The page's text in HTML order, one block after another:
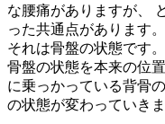
な腰痛がありますが、
った共通点があります。
それは骨盤の状態です。
骨盤の状態を本来の位
に乗っかっている背骨
の状態が変わっていきま